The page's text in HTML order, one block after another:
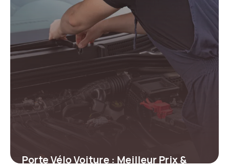
Porte Vélo Voiture : Meilleur Prix &